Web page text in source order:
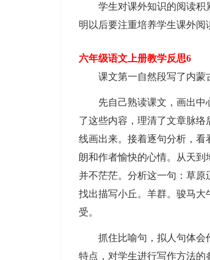
学生对课外知识的阅读积累
明以后要注重培养学生课外阅
六年级语文上册教学反思6
课文第一自然段写了内蒙古
先自己熟读课文，画出中心
了这些内容，理清了文章脉
线画出来。接着逐句分析，看
朗和作者愉快的心情。从天
并不茫茫。分析这一句：草原
找出描写小丘。羊群。骏马
受。
抓住比喻句，拟人句体会作
特点，对学生进行写作方法的